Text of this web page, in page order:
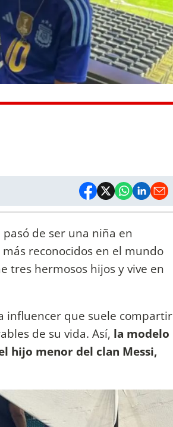
de ser una niña en
reconocidos en el mundo
tres hermosos hijos y vive en
influencer que suele compartir
de su vida. Así, la modelo
hijo menor del clan Messi,